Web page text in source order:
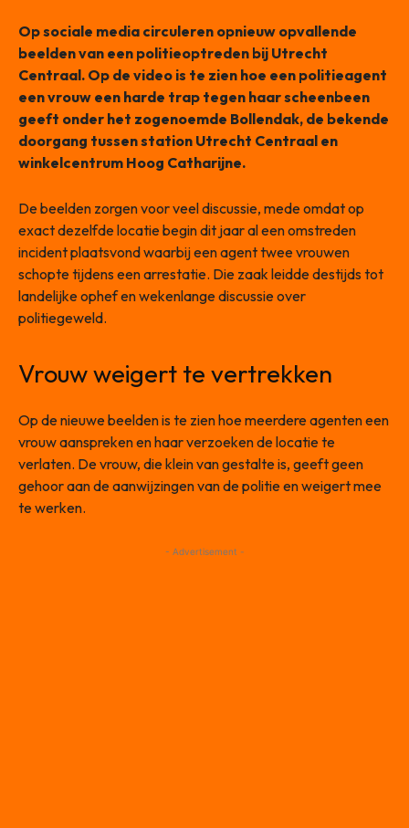
Op sociale media circuleren opnieuw opvallende
beelden van een politieoptreden bij Utrecht
Centraal. Op de video is te zien hoe een politieagent
een vrouw een harde trap tegen haar scheenbeen
geeft onder het zogenoemde Bollendak, de bekende
doorgang tussen station Utrecht Centraal en
winkelcentrum Hoog Catharijne.
De beelden zorgen voor veel discussie, mede omdat op
exact dezelfde locatie begin dit jaar al een omstreden
incident plaatsvond waarbij een agent twee vrouwen
schopte tijdens een arrestatie. Die zaak leidde destijds tot
landelijke ophef en wekenlange discussie over
politiegeweld.
Vrouw weigert te vertrekken
Op de nieuwe beelden is te zien hoe meerdere agenten een
vrouw aanspreken en haar verzoeken de locatie te
verlaten. De vrouw, die klein van gestalte is, geeft geen
gehoor aan de aanwijzingen van de politie en weigert mee
te werken.
- Advertisement -